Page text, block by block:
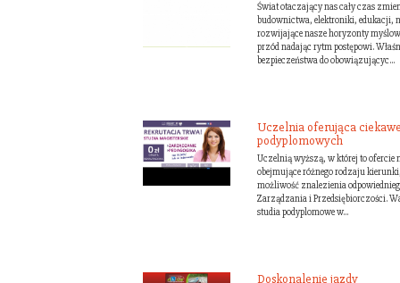
Świat otaczający nas cały czas
budownictwa, elektroniki, edukacji,
rozwijające nasze horyzonty
przód nadając rytm postępowi.
bezpieczeństwa do obowiązującyc...
Uczelnia oferująca
podyplomowych
Uczelnią wyższą, w której to ofercie
obejmujące różnego rodzaju
możliwość znalezienia
Zarządzania i Przedsiębiorczości.
studia podyplomowe w...
Doskonalenie jazdy